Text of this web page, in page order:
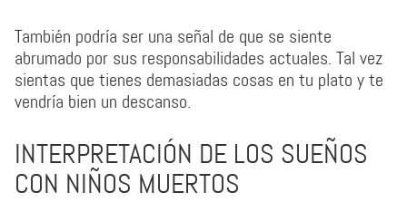
También podría ser una señal de que se siente
abrumado por sus responsabilidades actuales. Tal vez
sientas que tienes demasiadas cosas en tu plato y te
vendría bien un descanso.
INTERPRETACIÓN DE LOS SUEÑOS
CON NIÑOS MUERTOS